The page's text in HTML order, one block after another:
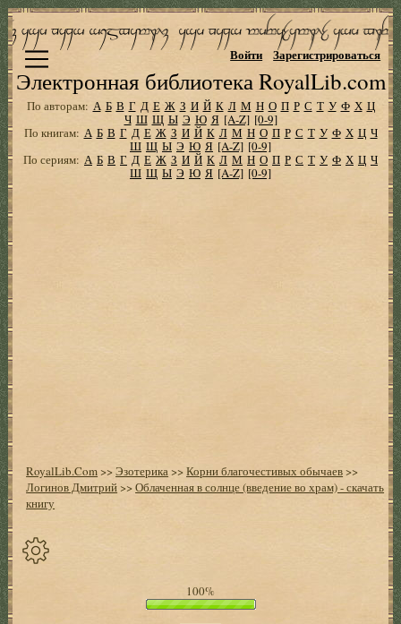
Электронная библиотека RoyalLib.com
Войти Зарегистрироваться
По авторам: А Б В Г Д Е Ж З И Й К Л М Н О П Р С Т У Ф Х Ц
Ч Ш Щ Ы Э Ю Я [A-Z] [0-9]
По книгам: А Б В Г Д Е Ж З И Й К Л М Н О П Р С Т У Ф Х Ц Ч
Ш Щ Ы Э Ю Я [A-Z] [0-9]
По сериям: А Б В Г Д Е Ж З И Й К Л М Н О П Р С Т У Ф Х Ц Ч
Ш Щ Ы Э Ю Я [A-Z] [0-9]
RoyalLib.Com>>Эзотерика>>Корни благочестивых обычаев>>
Логинов Дмитрий>>Облаченная в солнце (введение во храм) - скачать
книгу
100%